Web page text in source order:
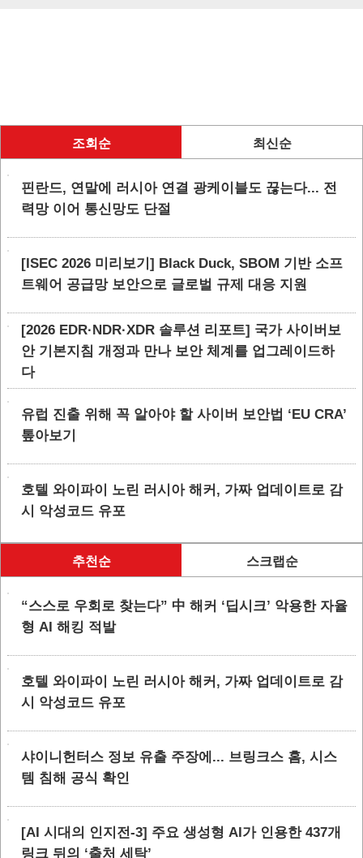
조회순 최신순
핀란드, 연말에 러시아 연결 광케이블도 끊는다... 전
력망 이어 통신망도 단절
[ISEC 2026 미리보기] Black Duck, SBOM 기반 소프
트웨어 공급망 보안으로 글로벌 규제 대응 지원
[2026 EDR·NDR·XDR 솔루션 리포트] 국가 사이버보
안 기본지침 개정과 만나 보안 체계를 업그레이드하
다
유럽 진출 위해 꼭 알아야 할 사이버 보안법 ‘EU CRA’
톺아보기
호텔 와이파이 노린 러시아 해커, 가짜 업데이트로 감
시 악성코드 유포
추천순 스크랩순
“스스로 우회로 찾는다” 中 해커 ‘딥시크’ 악용한 자율
형 AI 해킹 적발
호텔 와이파이 노린 러시아 해커, 가짜 업데이트로 감
시 악성코드 유포
샤이니헌터스 정보 유출 주장에... 브링크스 홈, 시스
템 침해 공식 확인
[AI 시대의 인지전-3] 주요 생성형 AI가 인용한 437개
링크 뒤의 ‘출처 세탁’